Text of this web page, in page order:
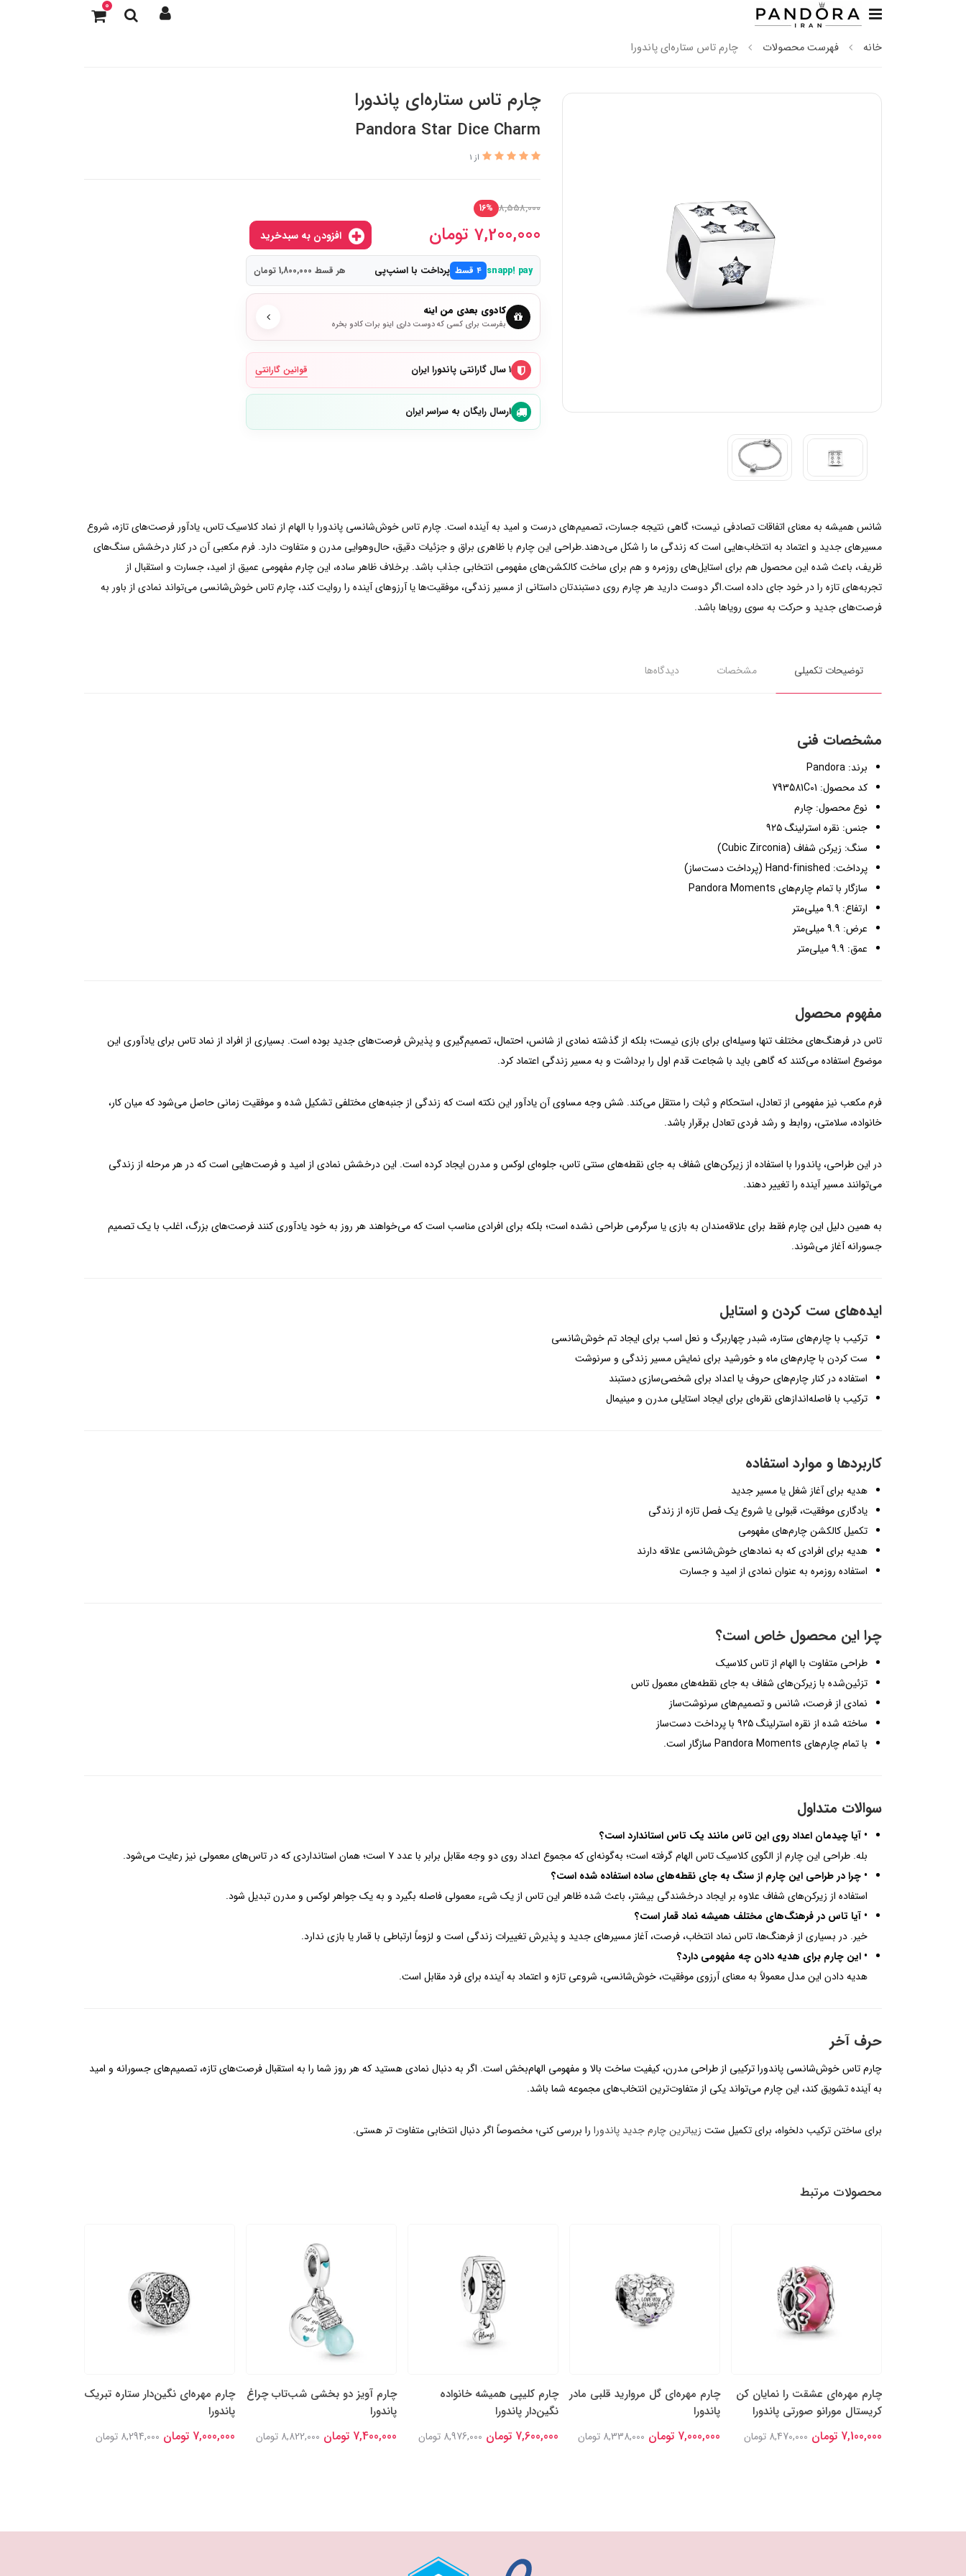
0
خانه فهرست محصولات چارم تاس ستاره‌ای پاندورا
چارم تاس ستاره‌ای پاندورا
Pandora Star Dice Charm
از 1
8,558,000
16%
7,200,000 تومان
snapp! pay ۴ قسط پرداخت با اسنپ‌پی هر قسط 1,800,000 تومان
کادوی بعدی من اینه
بفرست برای کسی که دوست داری اینو برات کادو بخره
۱ سال گارانتی پاندورا ایران قوانین گارانتی
ارسال رایگان به سراسر ایران
شانس همیشه به معنای اتفاقات تصادفی نیست؛ گاهی نتیجه جسارت، تصمیم‌های درست و امید به آینده است. چارم تاس خوش‌شانسی پاندورا با الهام از نماد کلاسیک تاس، یادآور فرصت‌های تازه، شروع
مسیرهای جدید و اعتماد به انتخاب‌هایی است که زندگی ما را شکل می‌دهند.طراحی این چارم با ظاهری براق و جزئیات دقیق، حال‌وهوایی مدرن و متفاوت دارد. فرم مکعبی آن در کنار درخشش سنگ‌های
ظریف، باعث شده این محصول هم برای استایل‌های روزمره و هم برای ساخت کالکشن‌های مفهومی انتخابی جذاب باشد. برخلاف ظاهر ساده، این چارم مفهومی عمیق از امید، جسارت و استقبال از
تجربه‌های تازه را در خود جای داده است.اگر دوست دارید هر چارم روی دستبندتان داستانی از مسیر زندگی، موفقیت‌ها یا آرزوهای آینده را روایت کند، چارم تاس خوش‌شانسی می‌تواند نمادی از باور به
فرصت‌های جدید و حرکت به سوی رویاها باشد.
توضیحات تکمیلی مشخصات دیدگاه‌ها
مشخصات فنی
برند: Pandora
کد محصول: 793581C01
نوع محصول: چارم
جنس: نقره استرلینگ ۹۲۵
سنگ: زیرکن شفاف (Cubic Zirconia)
پرداخت: Hand-finished (پرداخت دست‌ساز)
سازگار با تمام چارم‌های Pandora Moments
ارتفاع: 9.9 میلی‌متر
عرض: 9.9 میلی‌متر
عمق: 9.9 میلی‌متر
مفهوم محصول
تاس در فرهنگ‌های مختلف تنها وسیله‌ای برای بازی نیست؛ بلکه از گذشته نمادی از شانس، احتمال، تصمیم‌گیری و پذیرش فرصت‌های جدید بوده است. بسیاری از افراد از نماد تاس برای یادآوری این
موضوع استفاده می‌کنند که گاهی باید با شجاعت قدم اول را برداشت و به مسیر زندگی اعتماد کرد.
فرم مکعب نیز مفهومی از تعادل، استحکام و ثبات را منتقل می‌کند. شش وجه مساوی آن یادآور این نکته است که زندگی از جنبه‌های مختلفی تشکیل شده و موفقیت زمانی حاصل می‌شود که میان کار،
خانواده، سلامتی، روابط و رشد فردی تعادل برقرار باشد.
در این طراحی، پاندورا با استفاده از زیرکن‌های شفاف به جای نقطه‌های سنتی تاس، جلوه‌ای لوکس و مدرن ایجاد کرده است. این درخشش نمادی از امید و فرصت‌هایی است که در هر مرحله از زندگی
می‌توانند مسیر آینده را تغییر دهند.
به همین دلیل این چارم فقط برای علاقه‌مندان به بازی یا سرگرمی طراحی نشده است؛ بلکه برای افرادی مناسب است که می‌خواهند هر روز به خود یادآوری کنند فرصت‌های بزرگ، اغلب با یک تصمیم
جسورانه آغاز می‌شوند.
ایده‌های ست کردن و استایل
ترکیب با چارم‌های ستاره، شبدر چهاربرگ و نعل اسب برای ایجاد تم خوش‌شانسی
ست کردن با چارم‌های ماه و خورشید برای نمایش مسیر زندگی و سرنوشت
استفاده در کنار چارم‌های حروف یا اعداد برای شخصی‌سازی دستبند
ترکیب با فاصله‌اندازهای نقره‌ای برای ایجاد استایلی مدرن و مینیمال
کاربردها و موارد استفاده
هدیه برای آغاز شغل یا مسیر جدید
یادگاری موفقیت، قبولی یا شروع یک فصل تازه از زندگی
تکمیل کالکشن چارم‌های مفهومی
هدیه برای افرادی که به نمادهای خوش‌شانسی علاقه دارند
استفاده روزمره به عنوان نمادی از امید و جسارت
چرا این محصول خاص است؟
طراحی متفاوت با الهام از تاس کلاسیک
تزئین‌شده با زیرکن‌های شفاف به جای نقطه‌های معمول تاس
نمادی از فرصت، شانس و تصمیم‌های سرنوشت‌ساز
ساخته شده از نقره استرلینگ ۹۲۵ با پرداخت دست‌ساز
با تمام چارم‌های Pandora Moments سازگار است.
سوالات متداول
• آیا چیدمان اعداد روی این تاس مانند یک تاس استاندارد است؟
بله. طراحی این چارم از الگوی کلاسیک تاس الهام گرفته است؛ به‌گونه‌ای که مجموع اعداد روی دو وجه مقابل برابر با عدد ۷ است؛ همان استانداردی که در تاس‌های معمولی نیز رعایت می‌شود.
• چرا در طراحی این چارم از سنگ به جای نقطه‌های ساده استفاده شده است؟
استفاده از زیرکن‌های شفاف علاوه بر ایجاد درخشندگی بیشتر، باعث شده ظاهر این تاس از یک شیء معمولی فاصله بگیرد و به یک جواهر لوکس و مدرن تبدیل شود.
• آیا تاس در فرهنگ‌های مختلف همیشه نماد قمار است؟
خیر. در بسیاری از فرهنگ‌ها، تاس نماد انتخاب، فرصت، آغاز مسیرهای جدید و پذیرش تغییرات زندگی است و لزوماً ارتباطی با قمار یا بازی ندارد.
• این چارم برای هدیه دادن چه مفهومی دارد؟
هدیه دادن این مدل معمولاً به معنای آرزوی موفقیت، خوش‌شانسی، شروعی تازه و اعتماد به آینده برای فرد مقابل است.
حرف آخر
چارم تاس خوش‌شانسی پاندورا ترکیبی از طراحی مدرن، کیفیت ساخت بالا و مفهومی الهام‌بخش است. اگر به دنبال نمادی هستید که هر روز شما را به استقبال فرصت‌های تازه، تصمیم‌های جسورانه و امید
به آینده تشویق کند، این چارم می‌تواند یکی از متفاوت‌ترین انتخاب‌های مجموعه شما باشد.
برای ساختن ترکیب دلخواه، برای تکمیل ستت زیباترین چارم جدید پاندورا را بررسی کنی؛ مخصوصاً اگر دنبال انتخابی متفاوت تر هستی.
محصولات مرتبط
چارم مهره‌ای عشقت را نمایان کن
کریستال مورانو صورتی پاندورا
7,100,000 تومان 8,470,000 تومان
چارم مهره‌ای گل‌ مروارید قلبی مادر
پاندورا
7,000,000 تومان 8,338,000 تومان
چارم کلیپی همیشه خانواده
نگین‌دار پاندورا
7,600,000 تومان 8,976,000 تومان
چارم آویز دو بخشی شب‌تاب چراغ
پاندورا
7,400,000 تومان 8,822,000 تومان
چارم مهره‌ای نگین‌دار ستاره تبریک
پاندورا
7,000,000 تومان 8,294,000 تومان